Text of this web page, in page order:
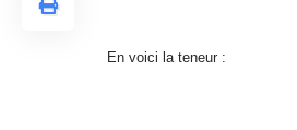
En voici la teneur :